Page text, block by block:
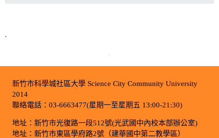
.
新竹市科學城社區大學 Science City Community University
2014
聯絡電話：03-6663477(星期一至星期五 13:00-21:30)
地址：新竹市光復路一段512號(光武國中內校本部辦公室)
地址：新竹市東區學府路2號（建華國中第二教學區）